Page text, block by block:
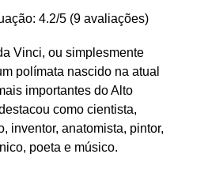
4.2/5 (9 avaliações)
Vinci, ou simplesmente
polímata nascido na atual
importantes do Alto
como cientista,
inventor, anatomista, pintor,
poeta e músico.